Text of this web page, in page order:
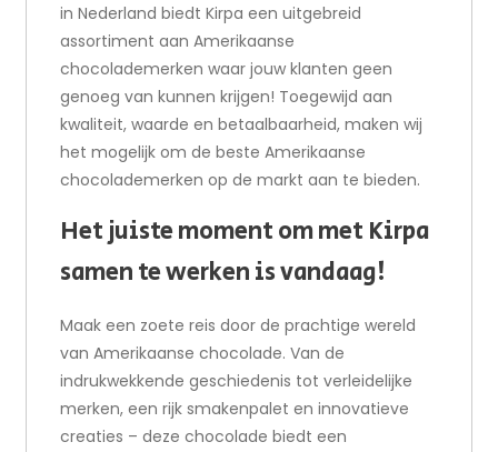
in Nederland biedt Kirpa een uitgebreid
assortiment aan Amerikaanse
chocolademerken waar jouw klanten geen
genoeg van kunnen krijgen! Toegewijd aan
kwaliteit, waarde en betaalbaarheid, maken wij
het mogelijk om de beste Amerikaanse
chocolademerken op de markt aan te bieden.
Het juiste moment om met Kirpa
samen te werken is vandaag!
Maak een zoete reis door de prachtige wereld
van Amerikaanse chocolade. Van de
indrukwekkende geschiedenis tot verleidelijke
merken, een rijk smakenpalet en innovatieve
creaties – deze chocolade biedt een